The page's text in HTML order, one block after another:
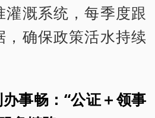
溉系统，每季度跟
，确保政策活水持续
事畅：“公证＋领事